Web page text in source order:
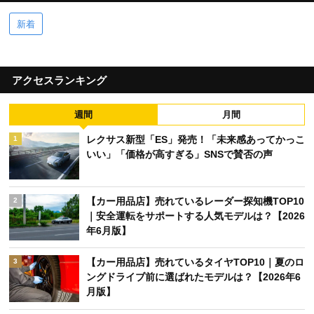
新着
アクセスランキング
週間 月間
1
レクサス新型「ES」発売！「未来感あってかっこ
いい」「価格が高すぎる」SNSで賛否の声
2
【カー用品店】売れているレーダー探知機TOP10
｜安全運転をサポートする人気モデルは？【2026
年6月版】
3
【カー用品店】売れているタイヤTOP10｜夏のロ
ングドライブ前に選ばれたモデルは？【2026年6
月版】